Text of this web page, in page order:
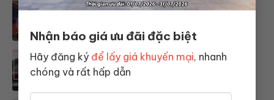
Nhận báo giá ưu đãi đặc biệt
Hãy đăng ký để lấy giá khuyến mại, nhanh
chóng và rất hấp dẫn
Sự kiện XEM THOẢI MÁI – LÁI TỰ DO
Giới thiệu về TNGA Toyota